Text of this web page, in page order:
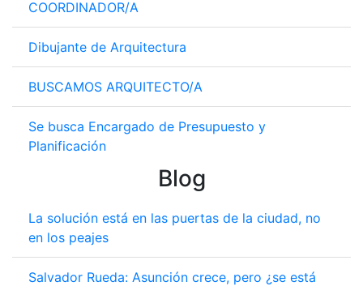
COORDINADOR/A
Dibujante de Arquitectura
BUSCAMOS ARQUITECTO/A
Se busca Encargado de Presupuesto y
Planificación
Blog
La solución está en las puertas de la ciudad, no
en los peajes
Salvador Rueda: Asunción crece, pero ¿se está